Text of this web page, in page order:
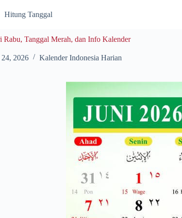
Hitung Tanggal
Rabu, Tanggal Merah, dan Info Kalender
24, 2026 Kalender Indonesia Harian